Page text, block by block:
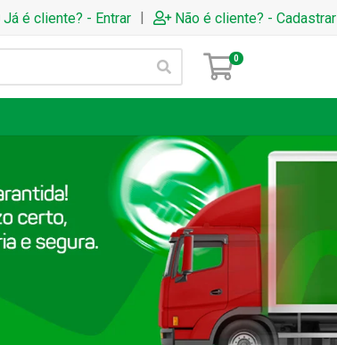
Já é cliente? - Entrar | Não é cliente? - Cadastrar
0